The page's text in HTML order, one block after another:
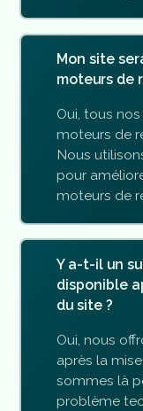
Mon site
moteurs de
Oui, tous
moteurs de
Nous
pour
moteurs de
Y a-t-il un
disponible
du site ?
Oui, nous
après la
sommes là
problème